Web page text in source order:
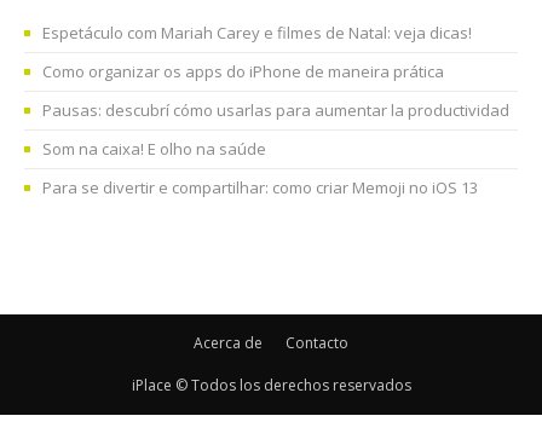
Espetáculo com Mariah Carey e filmes de Natal: veja dicas!
Como organizar os apps do iPhone de maneira prática
Pausas: descubrí cómo usarlas para aumentar la productividad
Som na caixa! E olho na saúde
Para se divertir e compartilhar: como criar Memoji no iOS 13
Acerca de Contacto
iPlace © Todos los derechos reservados